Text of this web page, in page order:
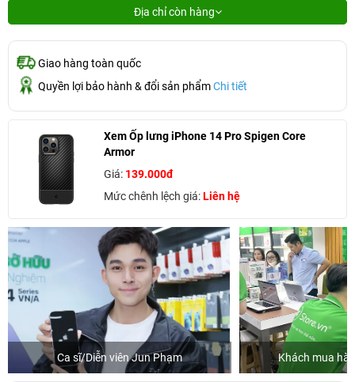
Địa chỉ còn hàng
Giao hàng toàn quốc
Quyền lợi bảo hành & đổi sản phẩmChi tiết
Xem Ốp lưng iPhone 14 Pro Spigen Core
Armor
Giá: 139.000đ
Mức chênh lệch giá:Liên hệ
Ca sĩ/Diễn viên Jun Phạm Khách mua